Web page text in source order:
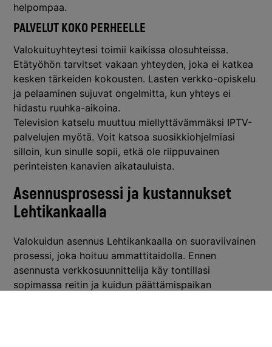
helpompaa.
PALVELUT KOKO PERHEELLE
Valokuituyhteytesi toimii kaikissa olosuhteissa.
Etätyöhön tarvitset vakaan yhteyden, joka ei katkea
kesken tärkeiden kokousten. Lasten verkko-opiskelu
ja pelaaminen sujuvat ongelmitta, kun yhteys ei
hidastu ruuhka-aikoina.
Television katselu muuttuu miellyttävämmäksi IPTV-
palvelujen myötä. Voit katsoa suosikkiohjelmiasi
silloin, kun sinulle sopii, etkä ole riippuvainen
perinteisten kanavien aikatauluista.
Asennusprosessi ja kustannukset
Lehtikankaalla
Valokuidun asennus Lehtikankaalla on suoraviivainen
prosessi, joka hoituu ammattitaidolla. Ennen
asennusta verkkosuunnittelija käy tontillasi
sopimassa reitin ja kuidun päättämispaikan